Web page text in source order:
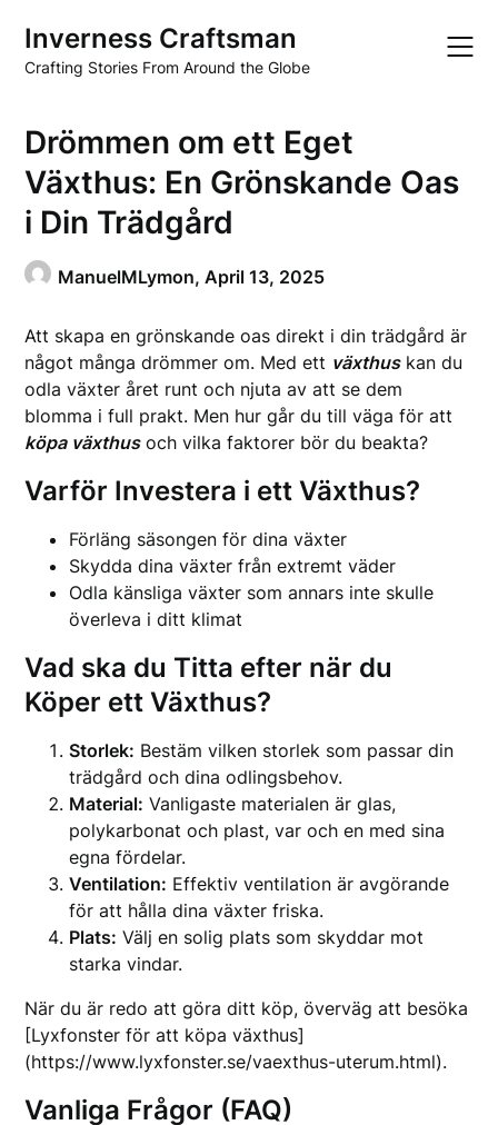
content
Inverness Craftsman
Crafting Stories From Around the Globe
Drömmen om ett Eget
Växthus: En Grönskande Oas
i Din Trädgård
ManuelMLymon,April 13, 2025
Att skapa en grönskande oas direkt i din trädgård är
något många drömmer om. Med ett växthuskan du
odla växter året runt och njuta av att se dem
blomma i full prakt. Men hur går du till väga för att
köpa växthusoch vilka faktorer bör du beakta?
Varför Investera i ett Växthus?
Förläng säsongen för dina växter
Skydda dina växter från extremt väder
Odla känsliga växter som annars inte skulle
överleva i ditt klimat
Vad ska du Titta efter när du
Köper ett Växthus?
Storlek: Bestäm vilken storlek som passar din
trädgård och dina odlingsbehov.
Material: Vanligaste materialen är glas,
polykarbonat och plast, var och en med sina
egna fördelar.
Ventilation: Effektiv ventilation är avgörande
för att hålla dina växter friska.
Plats: Välj en solig plats som skyddar mot
starka vindar.
När du är redo att göra ditt köp, överväg att besöka
[Lyxfonster för att köpa växthus]
(https://www.lyxfonster.se/vaexthus-uterum.html).
Vanliga Frågor (FAQ)